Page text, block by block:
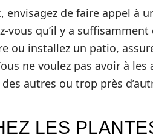
envisagez de faire appel à
vous qu’il y a
ou installez un patio,
ne voulez pas avoir à
autres ou trop près
LES